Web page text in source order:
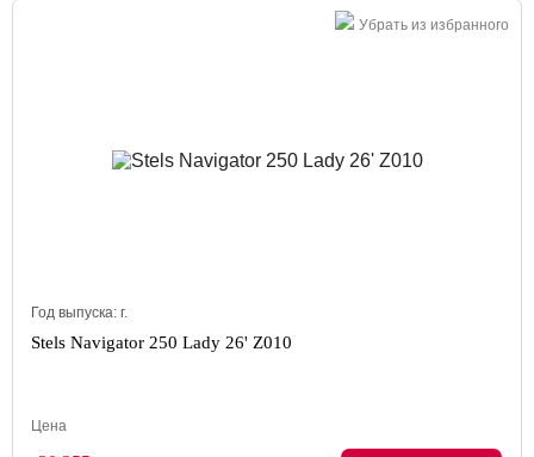
Убрать из избранного
Год выпуска: г.
Stels Navigator 250 Lady 26' Z010
Цена